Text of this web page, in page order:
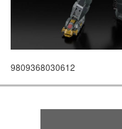
9809368030612